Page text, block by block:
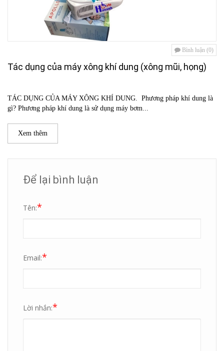
Bình luận (0)
Tác dụng của máy xông khí dung (xông mũi, họng)
TÁC DỤNG CỦA MÁY XÔNG KHÍ DUNG. Phương pháp khí dung là
gì? Phương pháp khí dung là sử dụng máy bơm...
Xem thêm
Để lại bình luận
Tên:*
Email:*
Lời nhắn:*